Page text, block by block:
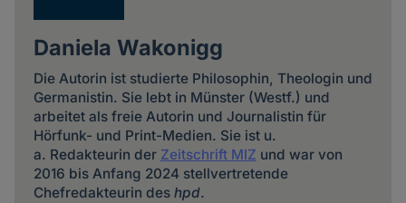
Daniela Wakonigg
Die Autorin ist studierte Philosophin, Theologin und
Germanistin. Sie lebt in Münster (Westf.) und
arbeitet als freie Autorin und Journalistin für
Hörfunk- und Print-Medien. Sie ist u.
a. Redakteurin der Zeitschrift MIZ und war von
2016 bis Anfang 2024 stellvertretende
Chefredakteurin des hpd.